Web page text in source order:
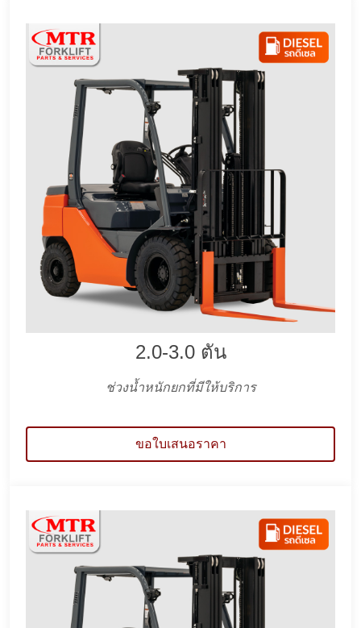
2.0-3.0 ตัน
ช่วงน้ำหนักยกที่มีให้บริการ
ขอใบเสนอราคา